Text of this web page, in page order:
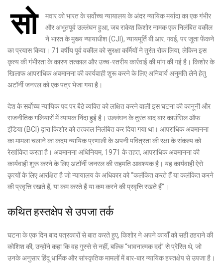
सो
मवार को भारत के सर्वोच्च न्यायालय के अंदर न्यायिक मर्यादा का एक गंभीर
और अभूतपूर्व उल्लंघन हुआ, जबराकेश किशोरनामक एक निलंबित वकील
ने भारत के मुख्य न्यायाधीश (CJI), न्यायमूर्ति बी.आर. गवई, पर जूता फेंकने
का प्रयास किया। 71 वर्षीय पूर्व वकील को सुरक्षा कर्मियों ने तुरंत रोक लिया, लेकिन इस
कृत्य की गंभीरता के कारण तत्काल और उच्च-स्तरीय कार्रवाई की मांग की गई है। किशोर के
खिलाफ आपराधिक अवमानना की कार्यवाही शुरू करने के लिए अनिवार्य अनुमति लेने हेतु
अटॉर्नी जनरल को एक पत्र भेजा गया है।
देश के सर्वोच्च न्यायिक पद पर बैठे व्यक्ति को लक्षित करने वाली इस घटना की कानूनी और
राजनीतिक गलियारों में व्यापक निंदा हुई है। उल्लंघन के तुरंत बाद बार काउंसिल ऑफ
इंडिया (BCI) द्वारा किशोर को तत्काल निलंबित कर दिया गया था। आपराधिक अवमानना ​​
का मामला चलाने का कदम न्यायिक प्रणाली के अपनी पवित्रता की रक्षा के संकल्प को
रेखांकित करता है। अवमानना ​​अधिनियम, 1971 के तहत, आपराधिक अवमानना ​​की
कार्यवाही शुरू करने के लिए अटॉर्नी जनरल की सहमति आवश्यक है। यह कार्यवाही ऐसे
कृत्यों के लिए आरक्षित है जो न्यायालय के अधिकार को “कलंकित करते हैं या कलंकित करने
की प्रवृत्ति रखते हैं, या कम करते हैं या कम करने की प्रवृत्ति रखते हैं”।
कथित हस्तक्षेप से उपजा तर्क
घटना के एक दिन बाद पत्रकारों से बात करते हुए, किशोर ने अपने कार्यों को सही ठहराने की
कोशिश की, उन्होंने कहा कि वह गुस्से से नहीं, बल्कि“भावनात्मक दर्द” से प्रेरित थे, जो
उनके अनुसार हिंदू धार्मिक और सांस्कृतिक मामलों में बार-बार न्यायिक हस्तक्षेप से उपजा है।